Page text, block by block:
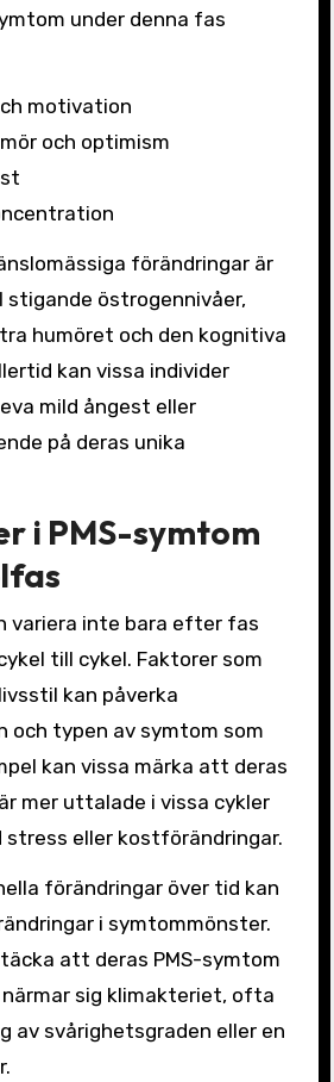
under denna fas
motivation
och optimism
förändringar är
östrogennivåer,
humöret och den kognitiva
kan vissa individer
mild ångest eller
på deras unika
i PMS-symtom
variera inte bara efter fas
till cykel. Faktorer som
kan påverka
och typen av symtom som
kan vissa märka att deras
mer uttalade i vissa cykler
stress eller kostförändringar.
förändringar över tid kan
i symtommönster.
att deras PMS-symtom
sig klimakteriet, ofta
av svårighetsgraden eller en